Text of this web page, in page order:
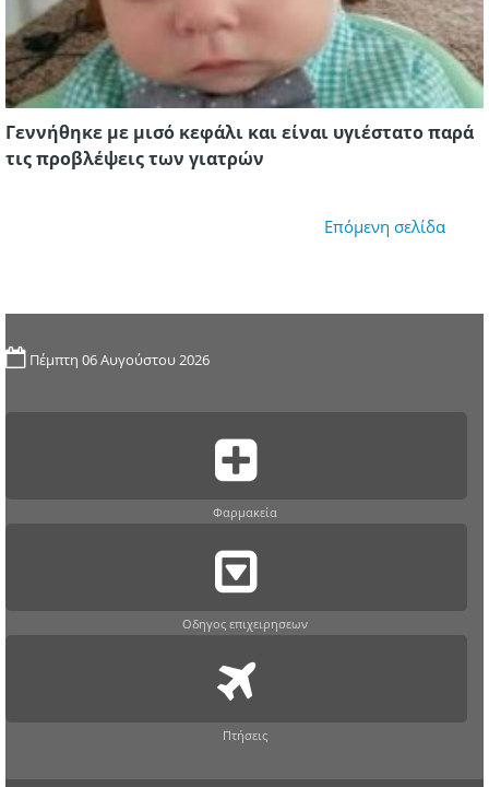
Γεννήθηκε με μισό κεφάλι και είναι υγιέστατο παρά
τις προβλέψεις των γιατρών
Επόμενη σελίδα
Πέμπτη 06 Αυγούστου 2026
Φαρμακεία
Οδηγος επιχειρησεων
Πτήσεις